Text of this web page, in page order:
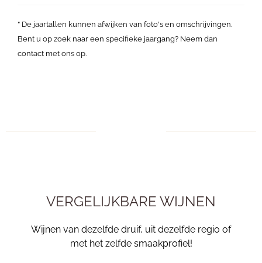
* De jaartallen kunnen afwijken van foto's en omschrijvingen.
Bent u op zoek naar een specifieke jaargang? Neem dan
contact met ons op.
VERGELIJKBARE WIJNEN
Wijnen van dezelfde druif, uit dezelfde regio of
met het zelfde smaakprofiel!